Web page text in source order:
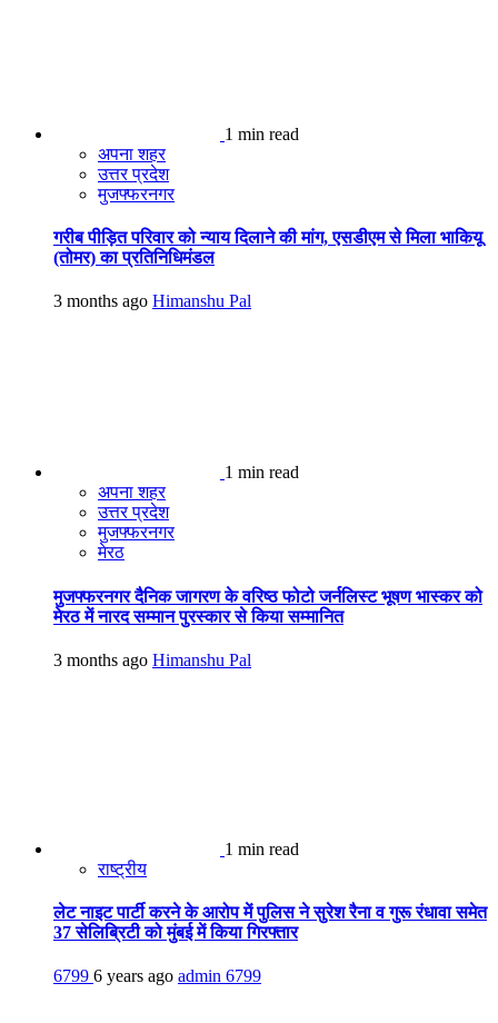
1 min read
अपना शहर
उत्तर प्रदेश
मुजफ्फरनगर
गरीब पीड़ित परिवार को न्याय दिलाने की मांग, एसडीएम से मिला भाकियू
(तोमर) का प्रतिनिधिमंडल
3 months ago Himanshu Pal
1 min read
अपना शहर
उत्तर प्रदेश
मुजफ्फरनगर
मेरठ
मुजफ्फरनगर दैनिक जागरण के वरिष्ठ फोटो जर्नलिस्ट भूषण भास्कर को
मेरठ में नारद सम्मान पुरस्कार से किया सम्मानित
3 months ago Himanshu Pal
1 min read
राष्ट्रीय
लेट नाइट पार्टी करने के आरोप में पुलिस ने सुरेश रैना व गुरू रंधावा समेत
37 सेलिब्रिटी को मुंबई में किया गिरफ्तार
6799 6 years ago admin 6799